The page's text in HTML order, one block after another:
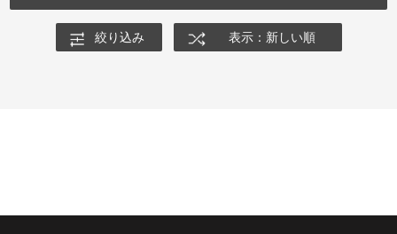
絞り込み 表示：新しい順